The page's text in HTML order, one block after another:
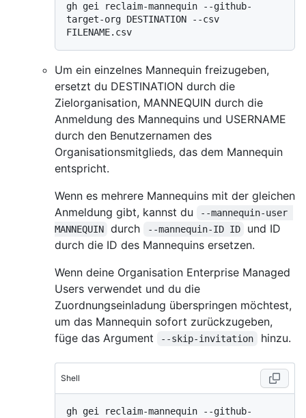
gh gei reclaim-mannequin --github-
target-org DESTINATION --csv
Um ein einzelnes Mannequin freizugeben,
ersetzt du DESTINATION durch die
Zielorganisation, MANNEQUIN durch die
Anmeldung des Mannequins und USERNAME
durch den Benutzernamen des
Organisationsmitglieds, das dem Mannequin
entspricht.
Wenn es mehrere Mannequins mit der gleichen
Anmeldung gibt, kannst du
--mannequin-user
MANNEQUIN
durch --mannequin-ID ID
und ID
durch die ID des Mannequins ersetzen.
Wenn deine Organisation Enterprise Managed
Users verwendet und du die
Zuordnungseinladung überspringen möchtest,
um das Mannequin sofort zurückzugeben,
füge das Argument
--skip-invitation hinzu.
Shell
gh gei reclaim-mannequin --github-